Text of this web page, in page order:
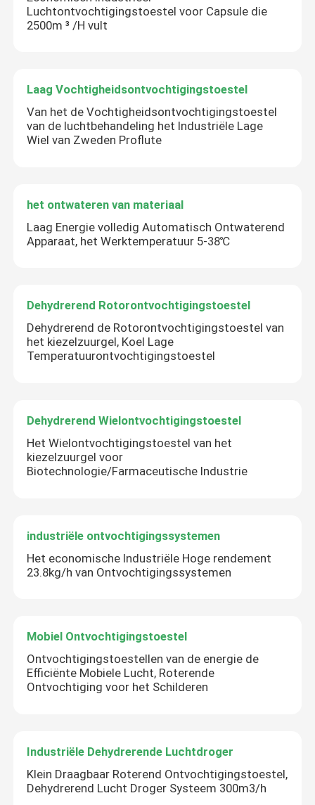
Luchtontvochtigingstoestel voor Capsule die
2500m ³ /H vult
Laag Vochtigheidsontvochtigingstoestel
Van het de Vochtigheidsontvochtigingstoestel
van de luchtbehandeling het Industriële Lage
Wiel van Zweden Proflute
het ontwateren van materiaal
Laag Energie volledig Automatisch Ontwaterend
Apparaat, het Werktemperatuur 5-38℃
Dehydrerend Rotorontvochtigingstoestel
Dehydrerend de Rotorontvochtigingstoestel van
het kiezelzuurgel, Koel Lage
Temperatuurontvochtigingstoestel
Dehydrerend Wielontvochtigingstoestel
Het Wielontvochtigingstoestel van het
kiezelzuurgel voor
Biotechnologie/Farmaceutische Industrie
industriële ontvochtigingssystemen
Het economische Industriële Hoge rendement
23.8kg/h van Ontvochtigingssystemen
Mobiel Ontvochtigingstoestel
Ontvochtigingstoestellen van de energie de
Efficiënte Mobiele Lucht, Roterende
Ontvochtiging voor het Schilderen
Industriële Dehydrerende Luchtdroger
Klein Draagbaar Roterend Ontvochtigingstoestel,
Dehydrerend Lucht Droger Systeem 300m3/h